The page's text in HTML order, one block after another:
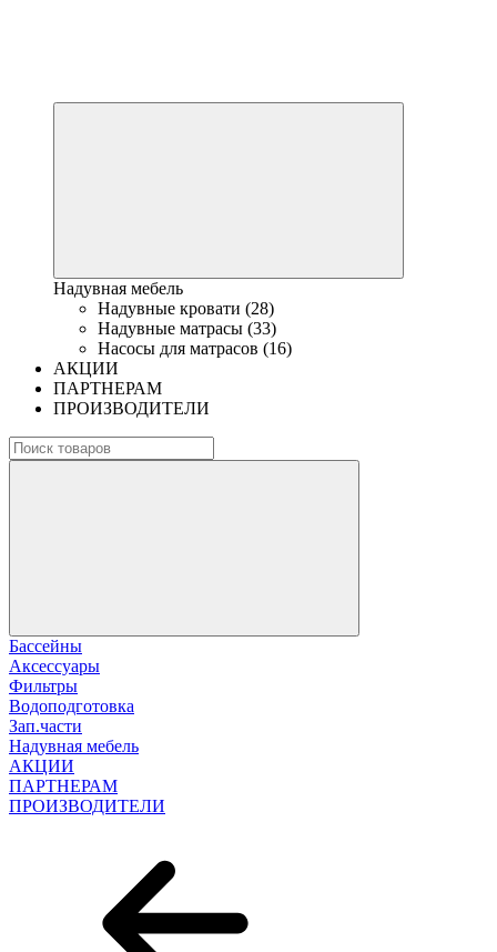
Надувная мебель
Надувные кровати (28)
Надувные матрасы (33)
Насосы для матрасов (16)
АКЦИИ
ПАРТНЕРАМ
ПРОИЗВОДИТЕЛИ
Бассейны
Аксессуары
Фильтры
Водоподготовка
Зап.части
Надувная мебель
АКЦИИ
ПАРТНЕРАМ
ПРОИЗВОДИТЕЛИ